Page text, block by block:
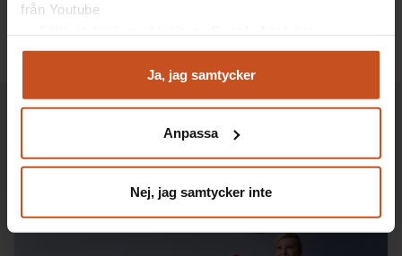
från Youtube
Analysera trafik för att kunna visa riktad information
Du kan när som helst återta ditt godkännande genom att
integritet@suntarbetsliv.se.
Ja, jag samtycker
Anpassa
Nej, jag samtycker inte
Text: Michael Nyhaga
Verktyg på samma tema